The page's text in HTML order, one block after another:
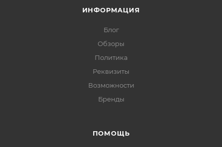
ИНФОРМАЦИЯ
Блог
Обзоры
Политика
Реквизиты
Возможности
Бренды
ПОМОЩЬ